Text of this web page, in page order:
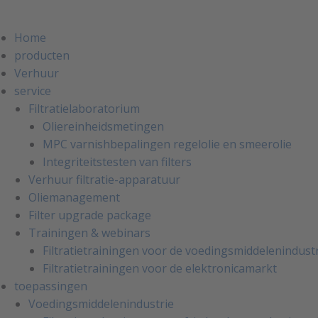
Home
producten
Verhuur
service
Filtratielaboratorium
Oliereinheidsmetingen
MPC varnishbepalingen regelolie en smeerolie
Integriteitstesten van filters
Verhuur filtratie-apparatuur
Oliemanagement
Filter upgrade package
Trainingen & webinars
Filtratietrainingen voor de
Filtratietrainingen voor de elektronicamarkt
toepassingen
Voedingsmiddelenindustrie